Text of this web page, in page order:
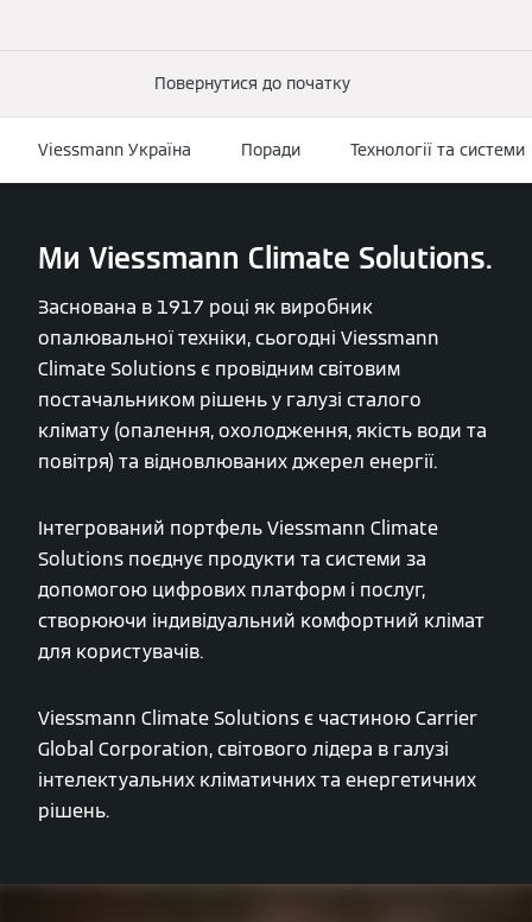
Повернутися до початку
Viessmann Україна Поради Технології та системи
Ми Viessmann Climate Solutions.
Заснована в 1917 році як виробник
опалювальної техніки, сьогодні Viessmann
Climate Solutions є провідним світовим
постачальником рішень у галузі сталого
клімату (опалення, охолодження, якість води та
повітря) та відновлюваних джерел енергії.
Інтегрований портфель Viessmann Climate
Solutions поєднує продукти та системи за
допомогою цифрових платформ і послуг,
створюючи індивідуальний комфортний клімат
для користувачів.
Viessmann Climate Solutions є частиною Carrier
Global Corporation, світового лідера в галузі
інтелектуальних кліматичних та енергетичних
рішень.